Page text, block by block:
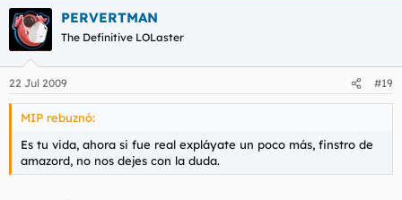
PERVERTMAN
The Definitive LOLaster
22 Jul 2009 #19
MIP rebuznó:
Es tu vida, ahora si fue real expláyate un poco más, finstro de
amazord, no nos dejes con la duda.